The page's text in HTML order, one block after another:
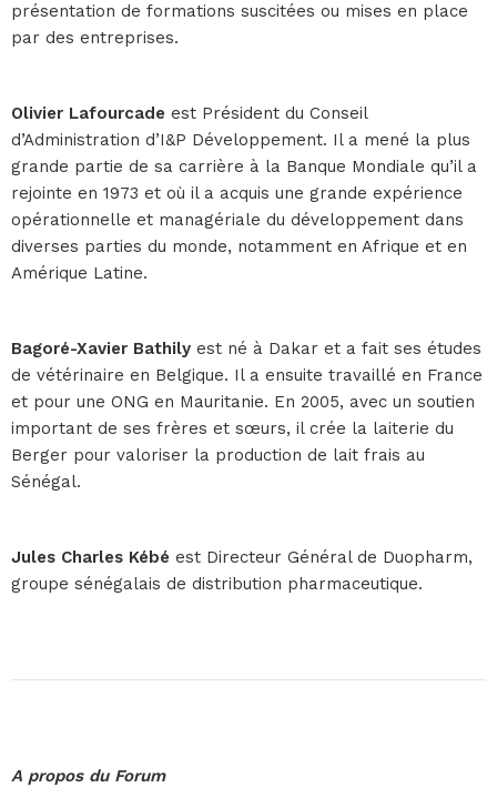
présentation de formations suscitées ou mises en place
par des entreprises.
Olivier Lafourcade est Président du Conseil
d’Administration d’I&P Développement. Il a mené la plus
grande partie de sa carrière à la Banque Mondiale qu’il a
rejointe en 1973 et où il a acquis une grande expérience
opérationnelle et managériale du développement dans
diverses parties du monde, notamment en Afrique et en
Amérique Latine.
Bagoré-Xavier Bathily est né à Dakar et a fait ses études
de vétérinaire en Belgique. Il a ensuite travaillé en France
et pour une ONG en Mauritanie. En 2005, avec un soutien
important de ses frères et sœurs, il crée la laiterie du
Berger pour valoriser la production de lait frais au
Sénégal.
Jules Charles Kébé est Directeur Général de Duopharm,
groupe sénégalais de distribution pharmaceutique.
A propos du Forum